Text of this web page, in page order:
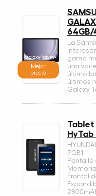
Mejor
precio
64GB/
La
gama
una
último
últimos
Galaxy
Tablet
HyTab
7GB1
Pantalla
Frontal